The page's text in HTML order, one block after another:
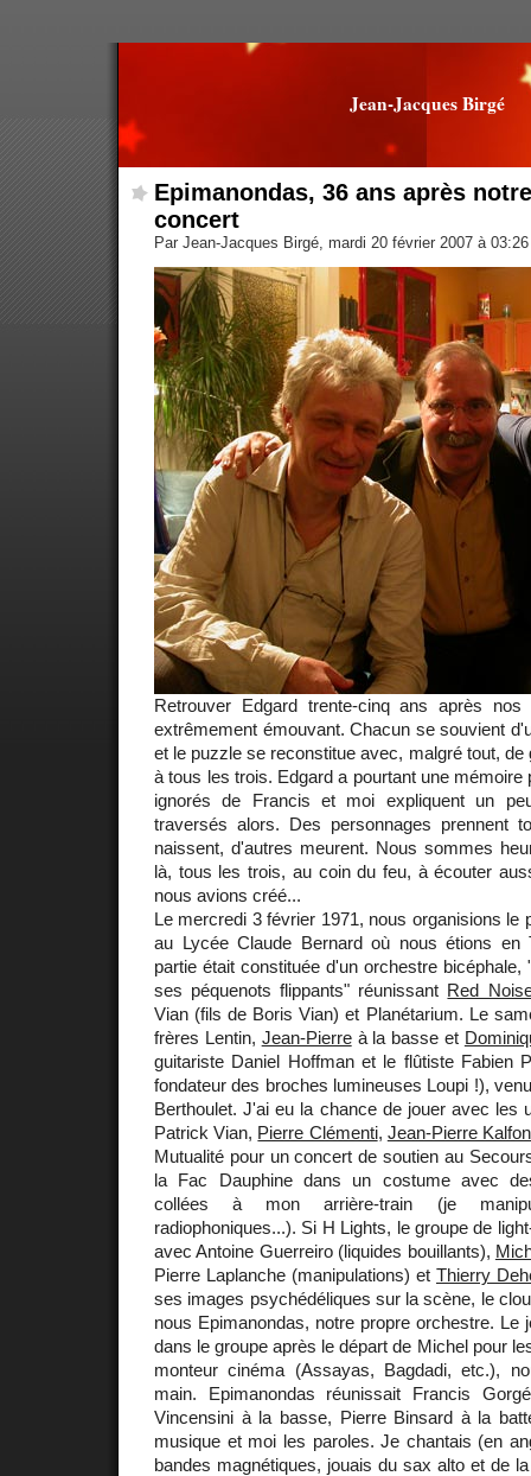
Jean-Jacques Birgé
Epimanondas, 36 ans après
concert
Par Jean-Jacques Birgé, mardi 20 février 2007 à
Retrouver Edgard trente-cinq ans après
extrêmement émouvant. Chacun se souvient
et le puzzle se reconstitue avec, malgré tout,
à tous les trois. Edgard a pourtant une mémoire
ignorés de Francis et moi expliquent un
traversés alors. Des personnages prennent
naissent, d'autres meurent. Nous sommes
là, tous les trois, au coin du feu, à écouter
nous avions créé...
Le mercredi 3 février 1971, nous organisions le
au Lycée Claude Bernard où nous étions en
partie était constituée d'un orchestre bicéphale,
ses péquenots flippants" réunissant Red
Vian (fils de Boris Vian) et Planétarium. Le
frères Lentin, Jean-Pierreà la basse et
guitariste Daniel Hoffman et le flûtiste Fabien
fondateur des broches lumineuses Loupi !),
Berthoulet. J'ai eu la chance de jouer avec les
Patrick Vian, Pierre Clémenti, Jean-Pierre Kalfon
Mutualité pour un concert de soutien au
la Fac Dauphine dans un costume avec
collées à mon arrière-train (je
radiophoniques...). Si H Lights, le groupe de
avec Antoine Guerreiro (liquides bouillants),
Pierre Laplanche (manipulations) et Thierry
ses images psychédéliques sur la scène, le
nous Epimanondas, notre propre orchestre. Le
dans le groupe après le départ de Michel pour
monteur cinéma (Assayas, Bagdadi, etc.),
main. Epimanondas réunissait Francis
Vincensini à la basse, Pierre Binsard à la
musique et moi les paroles. Je chantais (en
bandes magnétiques, jouais du sax alto et de